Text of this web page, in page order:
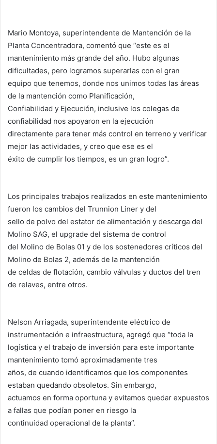
Mario Montoya, superintendente de Mantención de la
Planta Concentradora, comentó que “este es el
mantenimiento más grande del año. Hubo algunas
dificultades, pero logramos superarlas con el gran
equipo que tenemos, donde nos unimos todas las áreas
de la mantención como Planificación,
Confiabilidad y Ejecución, inclusive los colegas de
confiabilidad nos apoyaron en la ejecución
directamente para tener más control en terreno y verificar
mejor las actividades, y creo que ese es el
éxito de cumplir los tiempos, es un gran logro”.
Los principales trabajos realizados en este mantenimiento
fueron los cambios del Trunnion Liner y del
sello de polvo del estator de alimentación y descarga del
Molino SAG, el upgrade del sistema de control
del Molino de Bolas 01 y de los sostenedores críticos del
Molino de Bolas 2, además de la mantención
de celdas de flotación, cambio válvulas y ductos del tren
de relaves, entre otros.
Nelson Arriagada, superintendente eléctrico de
instrumentación e infraestructura, agregó que “toda la
logística y el trabajo de inversión para este importante
mantenimiento tomó aproximadamente tres
años, de cuando identificamos que los componentes
estaban quedando obsoletos. Sin embargo,
actuamos en forma oportuna y evitamos quedar expuestos
a fallas que podían poner en riesgo la
continuidad operacional de la planta”.